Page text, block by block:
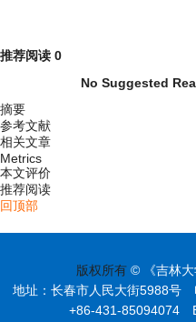
推荐阅读 0
No Suggested
摘要
参考文献
相关文章
Metrics
本文评价
推荐阅读
回顶部
版权所有 © 《吉林
地址：长春市人民大街5988号
+86-431-85094074